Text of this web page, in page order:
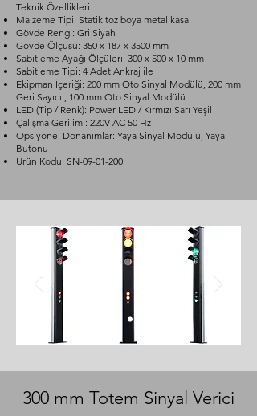
Teknik Özellikleri
Malzeme Tipi: Statik toz boya metal kasa
Gövde Rengi: Gri Siyah
Gövde Ölçüsü: 350 x 187 x 3500 mm
Sabitleme Ayağı Ölçüleri: 300 x 500 x 10 mm
Sabitleme Tipi: 4 Adet Ankraj ile
Ekipman İçeriği: 200 mm Oto Sinyal Modülü, 200 mm
Geri Sayıcı , 100 mm Oto Sinyal Modülü
LED (Tip / Renk): Power LED / Kırmızı Sarı Yeşil
Çalışma Gerilimi: 220V AC 50 Hz
Opsiyonel Donanımlar: Yaya Sinyal Modülü, Yaya
Butonu
Ürün Kodu: SN-09-01-200
300 mm Totem Sinyal Verici